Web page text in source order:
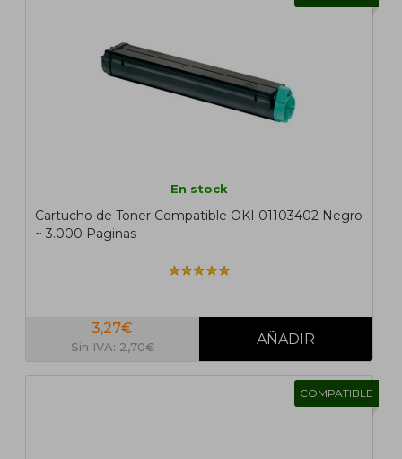
En stock
Cartucho de Toner Compatible OKI 01103402 Negro
~ 3.000 Paginas
3,27€
Sin IVA: 2,70€
COMPATIBLE